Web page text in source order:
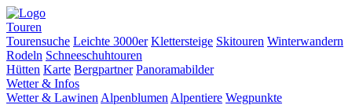
Touren
Tourensuche Leichte 3000er Klettersteige Skitouren Winterwandern
Rodeln Schneeschuhtouren
Hütten Karte Bergpartner Panoramabilder
Wetter & Infos
Wetter & Lawinen Alpenblumen Alpentiere Wegpunkte